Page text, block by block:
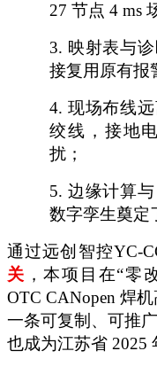
27 节点 4 ms
3. 映射表与
接复用原有报
4. 现场布线远
绞线，接地
扰；
5. 边缘计算与
数字孪生奠定
通过远创智控YC-
关 ，本项目在“零
OTC CANopen 焊
一条可复制、可推
也成为江苏省 2025